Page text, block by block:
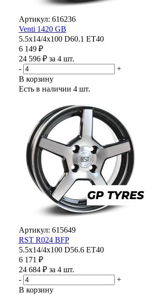
Артикул: 616236
Venti 1420 GB
5.5x14/4x100 D60.1 ET40
6 149 ₽
24 596 ₽ за 4 шт.
-
+
В корзину
Есть в наличии 4 шт.
Артикул: 615649
RST R024 BFP
5.5x14/4x100 D56.6 ET40
6 171 ₽
24 684 ₽ за 4 шт.
-
+
В корзину